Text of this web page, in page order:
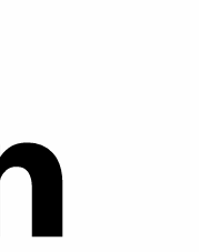
la création de
en France, sera
de la sécurité des
voit son spectre
numérique en